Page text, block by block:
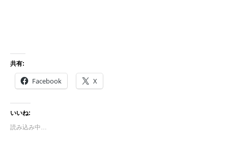
共有:
Facebook X
いいね:
読み込み中…